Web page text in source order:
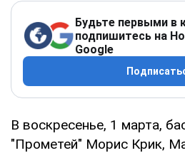
Будьте первыми в
подпишитесь на
Google
В воскресенье, 1 марта,
"Прометей" Морис Крик,